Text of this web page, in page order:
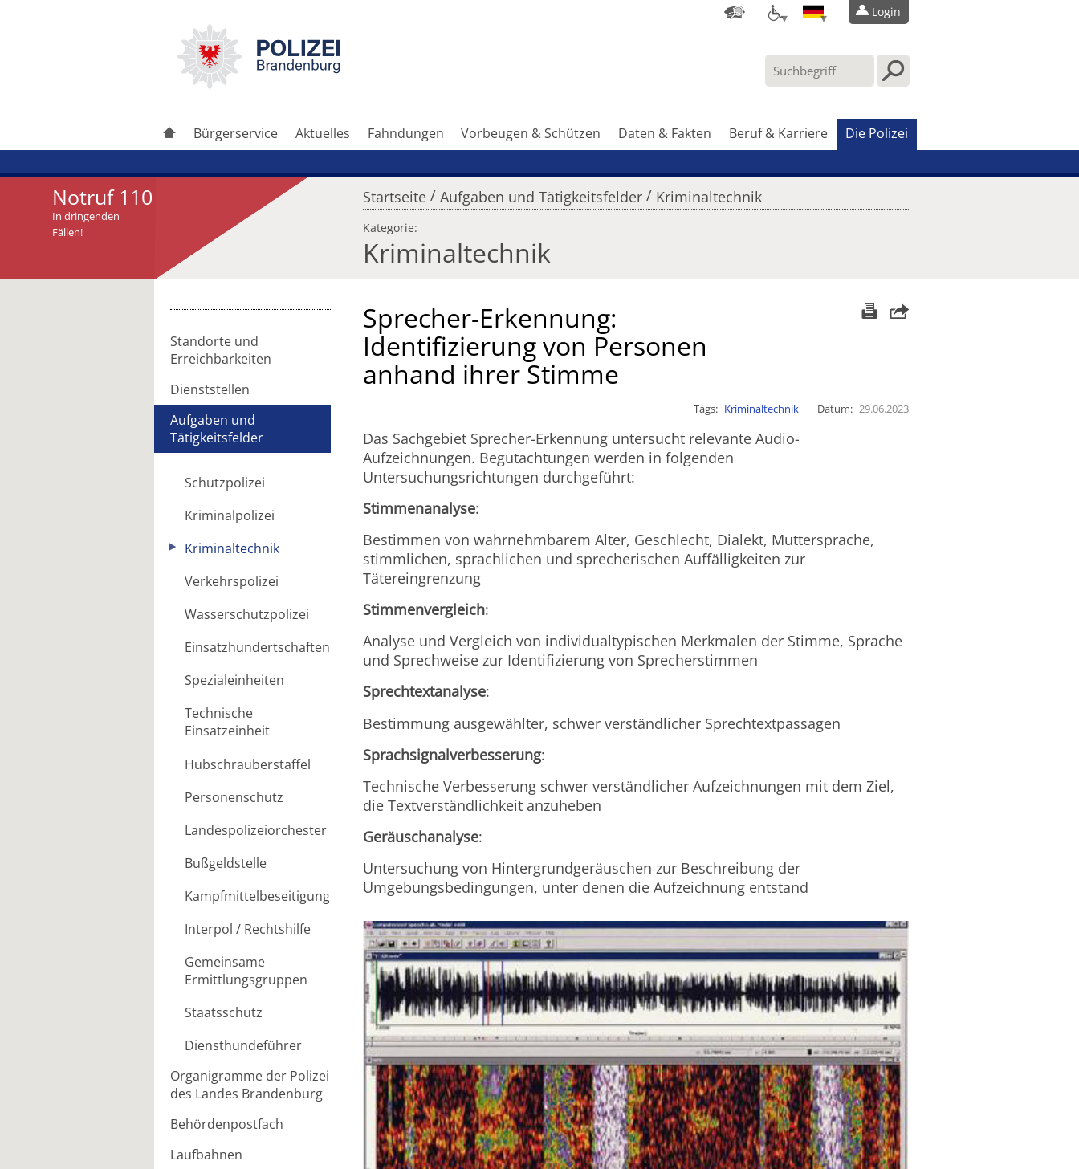
Login
Bürgerservice Aktuelles Fahndungen Vorbeugen & Schützen Daten & Fakten Beruf & Karriere Die Polizei
Notruf 110
In dringenden
Fällen!
Startseite / Aufgaben und Tätigkeitsfelder / Kriminaltechnik
Kategorie:
Kriminaltechnik
Standorte und
Erreichbarkeiten
Dienststellen
Aufgaben und
Tätigkeitsfelder
Schutzpolizei
Kriminalpolizei
Kriminaltechnik
Verkehrspolizei
Wasserschutzpolizei
Einsatzhundertschaften
Spezialeinheiten
Technische
Einsatzeinheit
Hubschrauberstaffel
Personenschutz
Landespolizeiorchester
Bußgeldstelle
Kampfmittelbeseitigung
Interpol / Rechtshilfe
Gemeinsame
Ermittlungsgruppen
Staatsschutz
Diensthundeführer
Organigramme der Polizei
des Landes Brandenburg
Behördenpostfach
Laufbahnen
Artikel weiterleiten
Sprecher-Erkennung:
Identifizierung von Personen
anhand ihrer Stimme
Tags Kriminaltechnik Datum 29.06.2023
Das Sachgebiet Sprecher-Erkennung untersucht relevante Audio-
Aufzeichnungen. Begutachtungen werden in folgenden
Untersuchungsrichtungen durchgeführt:
Stimmenanalyse:
Bestimmen von wahrnehmbarem Alter, Geschlecht, Dialekt, Muttersprache,
stimmlichen, sprachlichen und sprecherischen Auffälligkeiten zur
Tätereingrenzung
Stimmenvergleich:
Analyse und Vergleich von individualtypischen Merkmalen der Stimme, Sprache
und Sprechweise zur Identifizierung von Sprecherstimmen
Sprechtextanalyse:
Bestimmung ausgewählter, schwer verständlicher Sprechtextpassagen
Sprachsignalverbesserung:
Technische Verbesserung schwer verständlicher Aufzeichnungen mit dem Ziel,
die Textverständlichkeit anzuheben
Geräuschanalyse:
Untersuchung von Hintergrundgeräuschen zur Beschreibung der
Umgebungsbedingungen, unter denen die Aufzeichnung entstand